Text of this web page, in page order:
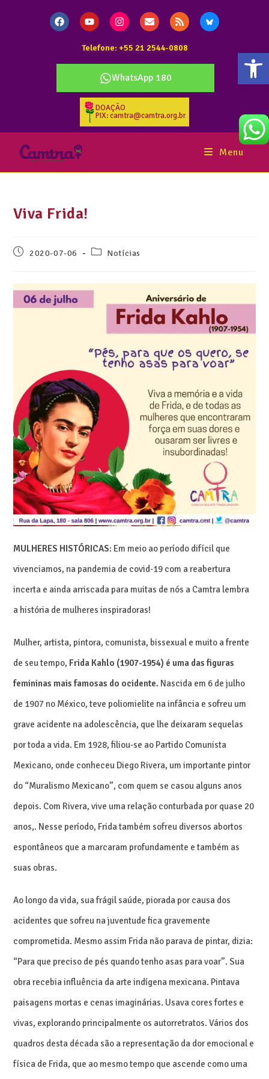
Telefone: +55 21 2544-0808
WhatsApp 180
DOAÇÃO
PIX: camtra@camtra.org.br
Menu
Viva Frida!
2020-07-06 Notícias
MULHERES HISTÓRICAS: Em meio ao período difícil que
vivenciamos, na pandemia de covid-19 com a reabertura
incerta e ainda arriscada para muitas de nós a Camtra lembra
a história de mulheres inspiradoras!
Mulher, artista, pintora, comunista, bissexual e muito a frente
de seu tempo, Frida Kahlo (1907-1954) é uma das figuras
femininas mais famosas do ocidente. Nascida em 6 de julho
de 1907 no México, teve poliomielite na infância e sofreu um
grave acidente na adolescência, que lhe deixaram sequelas
por toda a vida. Em 1928, filiou-se ao Partido Comunista
Mexicano, onde conheceu Diego Rivera, um importante pintor
do “Muralismo Mexicano”, com quem se casou alguns anos
depois. Com Rivera, vive uma relação conturbada por quase 20
anos,. Nesse período, Frida também sofreu diversos abortos
espontâneos que a marcaram profundamente e também as
suas obras.
Ao longo da vida, sua frágil saúde, piorada por causa dos
acidentes que sofreu na juventude fica gravemente
comprometida. Mesmo assim Frida não parava de pintar, dizia:
“Para que preciso de pés quando tenho asas para voar”. Sua
obra recebia influência da arte indígena mexicana. Pintava
paisagens mortas e cenas imaginárias. Usava cores fortes e
vivas, explorando principalmente os autorretratos. Vários dos
quadros desta década são a representação da dor emocional e
física de Frida, que ao mesmo tempo que ascende como uma